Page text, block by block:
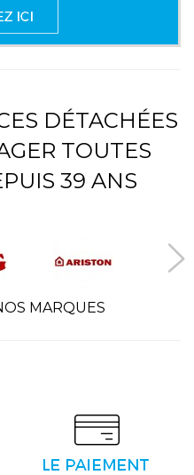
DÉTACHÉES
TOUTES
39 ANS
MARQUES